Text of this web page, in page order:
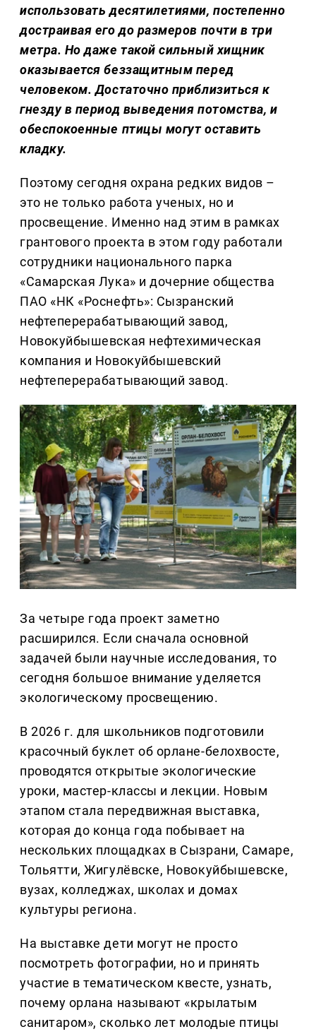
использовать десятилетиями, постепенно
достраивая его до размеров почти в три
метра. Но даже такой сильный хищник
оказывается беззащитным перед
человеком. Достаточно приблизиться к
гнезду в период выведения потомства, и
обеспокоенные птицы могут оставить
кладку.
Поэтому сегодня охрана редких видов –
это не только работа ученых, но и
просвещение. Именно над этим в рамках
грантового проекта в этом году работали
сотрудники национального парка
«Самарская Лука» и дочерние общества
ПАО «НК «Роснефть»: Сызранский
нефтеперерабатывающий завод,
Новокуйбышевская нефтехимическая
компания и Новокуйбышевский
нефтеперерабатывающий завод.
За четыре года проект заметно
расширился. Если сначала основной
задачей были научные исследования, то
сегодня большое внимание уделяется
экологическому просвещению.
В 2026 г. для школьников подготовили
красочный буклет об орлане-белохвосте,
проводятся открытые экологические
уроки, мастер-классы и лекции. Новым
этапом стала передвижная выставка,
которая до конца года побывает на
нескольких площадках в Сызрани, Самаре,
Тольятти, Жигулёвске, Новокуйбышевске,
вузах, колледжах, школах и домах
культуры региона.
На выставке дети могут не просто
посмотреть фотографии, но и принять
участие в тематическом квесте, узнать,
почему орлана называют «крылатым
санитаром», сколько лет молодые птицы